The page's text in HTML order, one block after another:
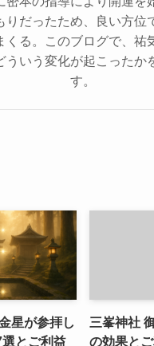
りだったため、良い方位
くる。このブログで、祐
ういう変化が起こったか
す。
星が参拝し
とご利益
三峯神社
の効果と